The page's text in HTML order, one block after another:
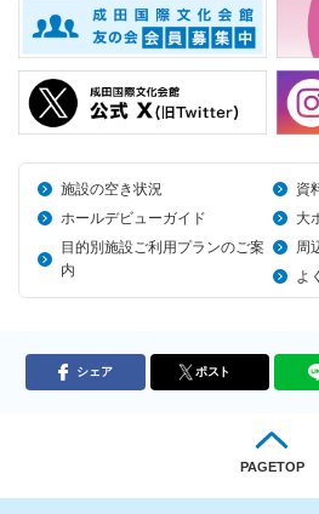
施設の空き状況
資
ホールデビューガイド
大
目的別施設ご利用プランのご案
内
周
よ
シェア ポスト
PAGETOP